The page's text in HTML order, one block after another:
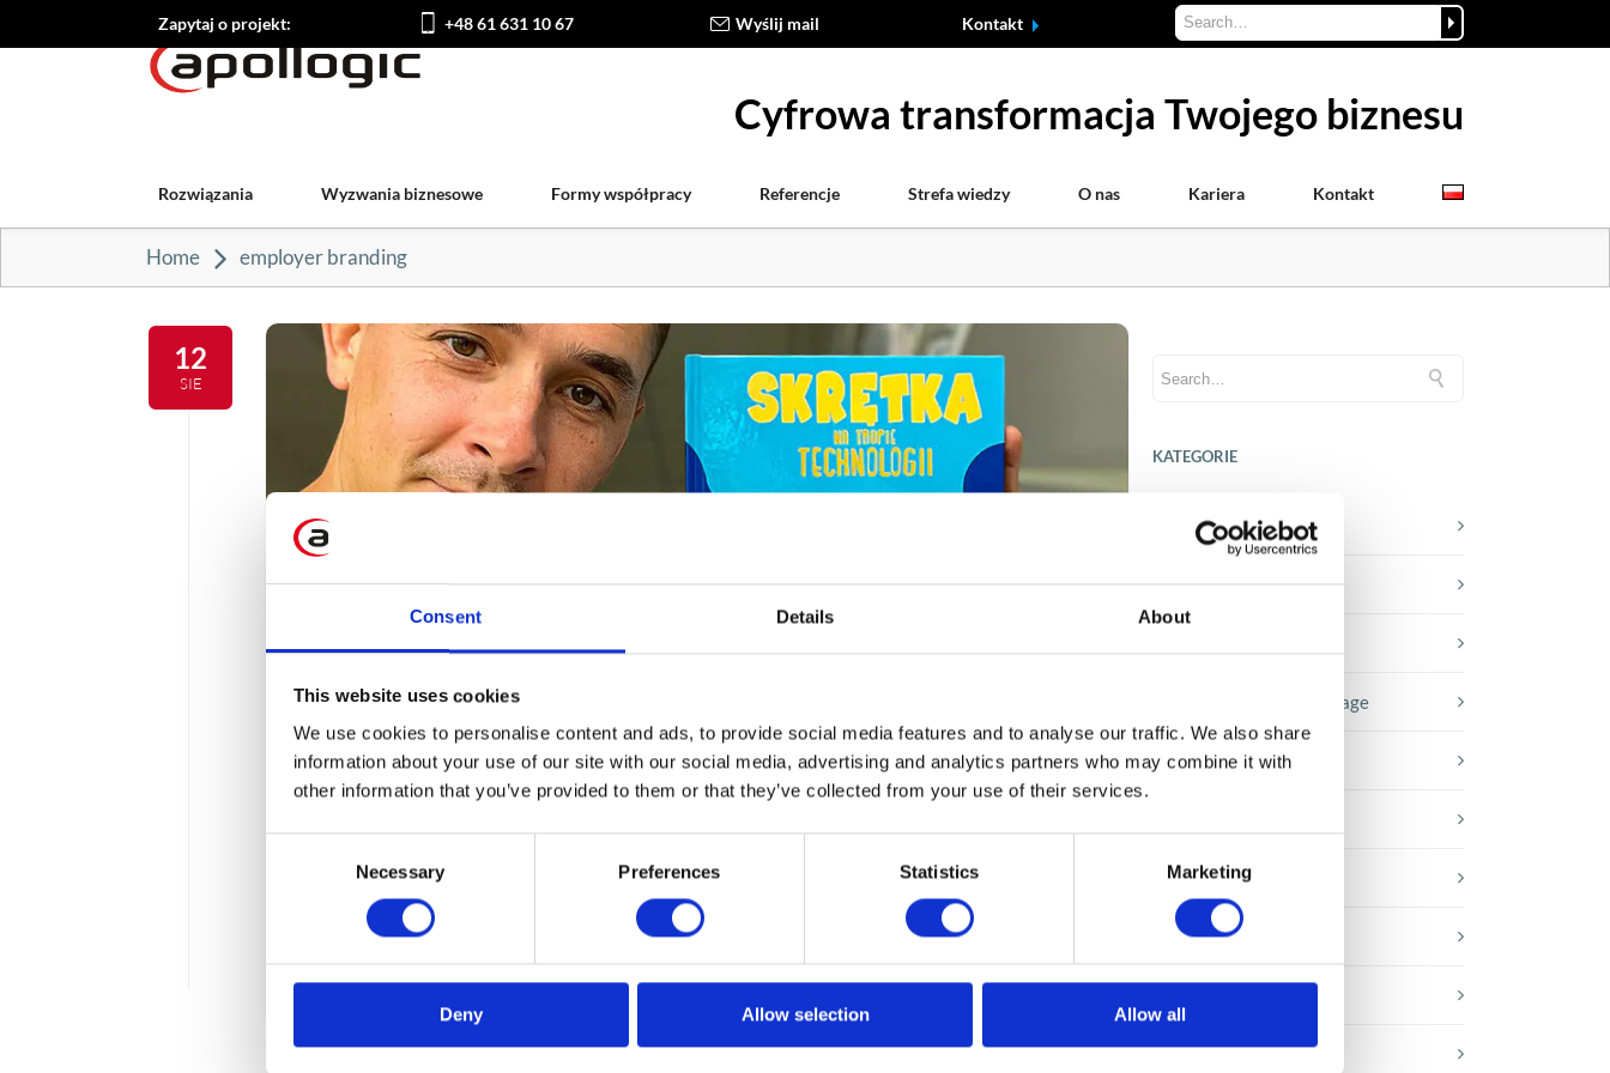
Consent Details About
This website uses cookies
We use cookies to personalise content and ads, to provide social media features and to analyse our traffic. We also share
information about your use of our site with our social media, advertising and analytics partners who may combine it with
other information that you’ve provided to them or that they’ve collected from your use of their services.
Necessary Preferences Statistics Marketing
Deny Allow selection Allow all
Zapytaj o projekt: +48 61 631 10 67 Wyślij mail Kontakt
Cyfrowa transformacja Twojego biznesu
Rozwiązania Wyzwania biznesowe Formy współpracy Referencje Strefa wiedzy O nas Kariera Kontakt
Home employer branding
12
SIE
Dziecięca ciekawość stworzyła najwybitniejsze
umysły naszego świata
Mieliśmy przyjemność objąć patronatem najnowszą publikację Pawła Skiby, architekta
rozwiązań IoT i lidera zespołu RapidLab, który z Apollogic związany jest od 2009 roku.
W niniejszym wywiadzie pytamy go o kulisy powstawania książki dla najmłodszych
pasjonatów technologii.
3 min
KATEGORIE
Aktualności prawne
Baza wiedzy
Historie sukcesu front page
Inicjatywy pracowników
Porady karierowe
Rozwiązania Microsoft
Trendy w SAP-ie